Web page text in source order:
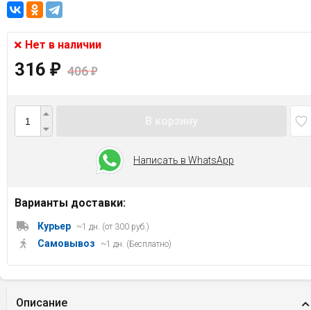
Нет в наличии
316 ₽ 406₽
Написать в WhatsApp
Варианты доставки:
Курьер ~1 дн. (от 300 руб.)
Самовывоз ~1 дн. (Бесплатно)
Описание